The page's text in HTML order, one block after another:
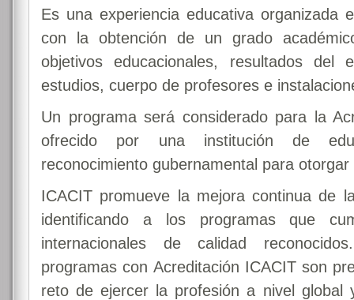
Es una experiencia educativa organizada
con la obtención de un grado
objetivos educacionales, resultados del
estudios, cuerpo de profesores e
Un programa será considerado para la
ofrecido por una institución de
reconocimiento gubernamental para
ICACIT promueve la mejora continua de
identificando a los programas que
internacionales de calidad
programas con Acreditación ICACIT son
reto de ejercer la profesión a nivel global